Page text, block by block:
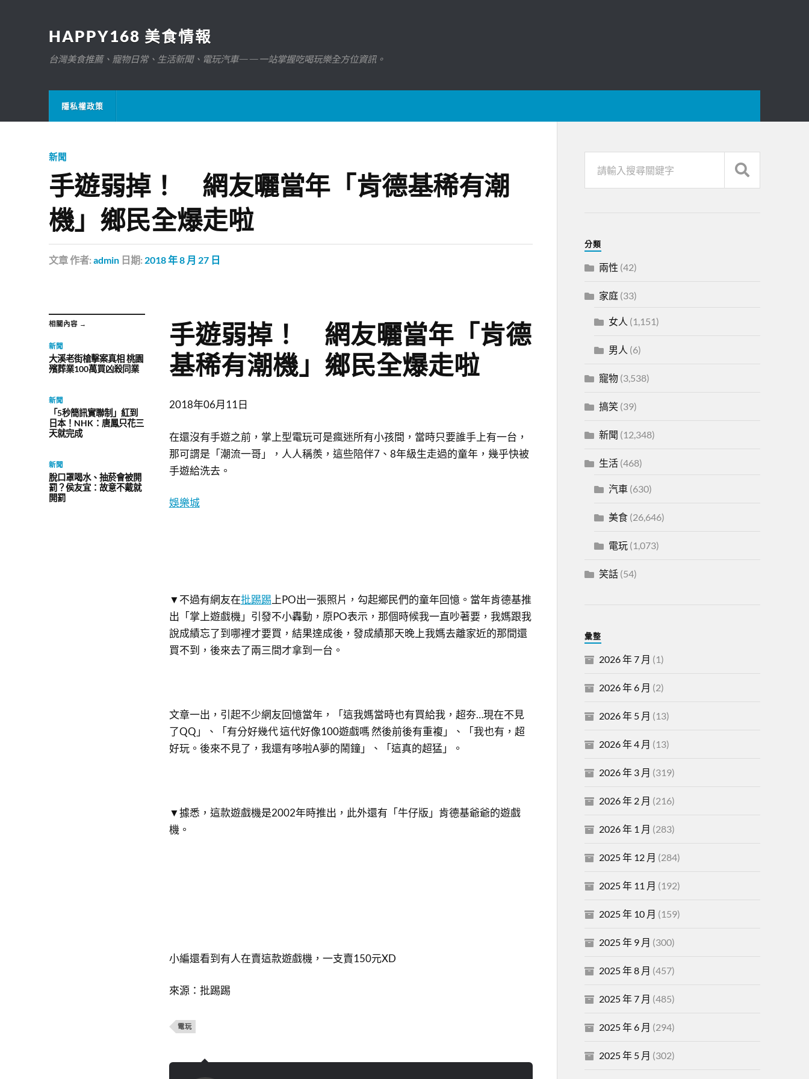
HAPPY168 美食情報
台灣美食推薦、寵物日常、生活新聞、電玩汽車——一站掌握吃喝玩樂全方位資訊。
隱私權政策
新聞
手遊弱掉！ 網友曬當年「肯德基稀有潮
機」鄉民全爆走啦
文章作者: admin 日期: 2018 年 8 月 27 日
相關內容 →
新聞
大溪老街槍擊案真相 桃園
殯葬業100萬買凶殺同業
新聞
「5秒簡訊實聯制」紅到
日本！NHK：唐鳳只花三
天就完成
新聞
脫口罩喝水、抽菸會被開
罰？侯友宜：故意不戴就
開罰
手遊弱掉！ 網友曬當年「肯德
基稀有潮機」鄉民全爆走啦
2018年06月11日
在還沒有手遊之前，掌上型電玩可是瘋迷所有小孩間，當時只要誰手上有一台，
那可謂是「潮流一哥」，人人稱羨，這些陪伴7、8年級生走過的童年，幾乎快被
手遊給洗去。
娛樂城
▼不過有網友在批踢踢 上PO出一張照片，勾起鄉民們的童年回憶。當年肯德基推
出「掌上遊戲機」引發不小轟動，原PO表示，那個時候我一直吵著要，我媽跟我
說成績忘了到哪裡才要買，結果達成後，發成績那天晚上我媽去離家近的那間還
買不到，後來去了兩三間才拿到一台。
文章一出，引起不少網友回憶當年，「這我媽當時也有買給我，超夯…現在不見
了QQ」、「有分好幾代 這代好像100遊戲嗎 然後前後有重複」、「我也有，超
好玩。後來不見了，我還有哆啦A夢的鬧鐘」、「這真的超猛」。
▼據悉，這款遊戲機是2002年時推出，此外還有「牛仔版」肯德基爺爺的遊戲
機。
小編還看到有人在賣這款遊戲機，一支賣150元XD
來源：批踢踢
電玩
分類
兩性 (42)
家庭(33)
女人 (1,151)
男人 (6)
寵物(3,538)
搞笑(39)
新聞 (12,348)
生活(468)
汽車(630)
美食(26,646)
電玩(1,073)
笑話(54)
彙整
2026 年 7 月 (1)
2026 年 6 月 (2)
2026 年 5 月 (13)
2026 年 4 月 (13)
2026 年 3 月 (319)
2026 年 2 月 (216)
2026 年 1 月 (283)
2025 年 12 月 (284)
2025 年 11 月 (192)
2025 年 10 月 (159)
2025 年 9 月 (300)
2025 年 8 月 (457)
2025 年 7 月 (485)
2025 年 6 月 (294)
2025 年 5 月 (302)